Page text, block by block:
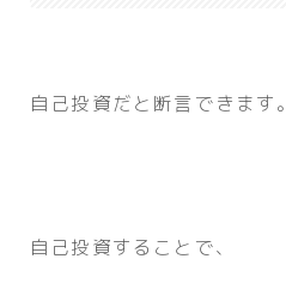
自己投資だと断言できます。
自己投資することで、